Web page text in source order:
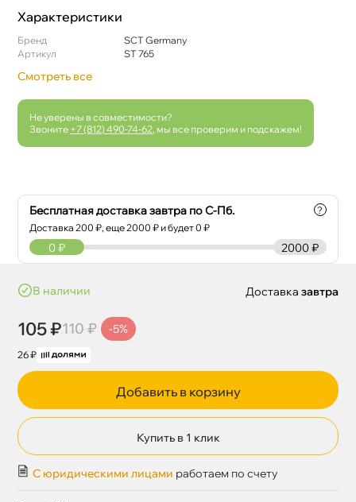
Характеристики
Бренд
SCT Germany
Артикул
ST 765
Смотреть все
Не уверены в совместимости?
Звоните +7 (812) 490-74-62 , мы все проверим и подскажем!
Бесплатная доставка завтра по С-Пб.
Доставка200 ₽, еще2000 ₽ и будет 0 ₽
?
2000 ₽
0 ₽
наличии
105 ₽110 ₽ -5%
26 ₽
Доставка завтра
Добавить в корзину
Купить в 1 клик
С юридическими лицами работаем по счету